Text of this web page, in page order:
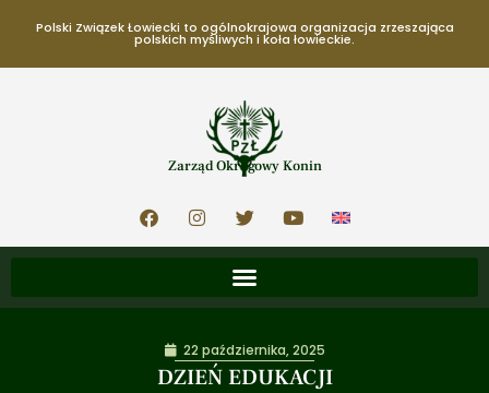
Polski Związek Łowiecki to ogólnokrajowa organizacja zrzeszająca
polskich myśliwych i koła łowieckie.
Zarząd Okręgowy Konin
DZIEŃ EDUKACJI
22 października, 2025